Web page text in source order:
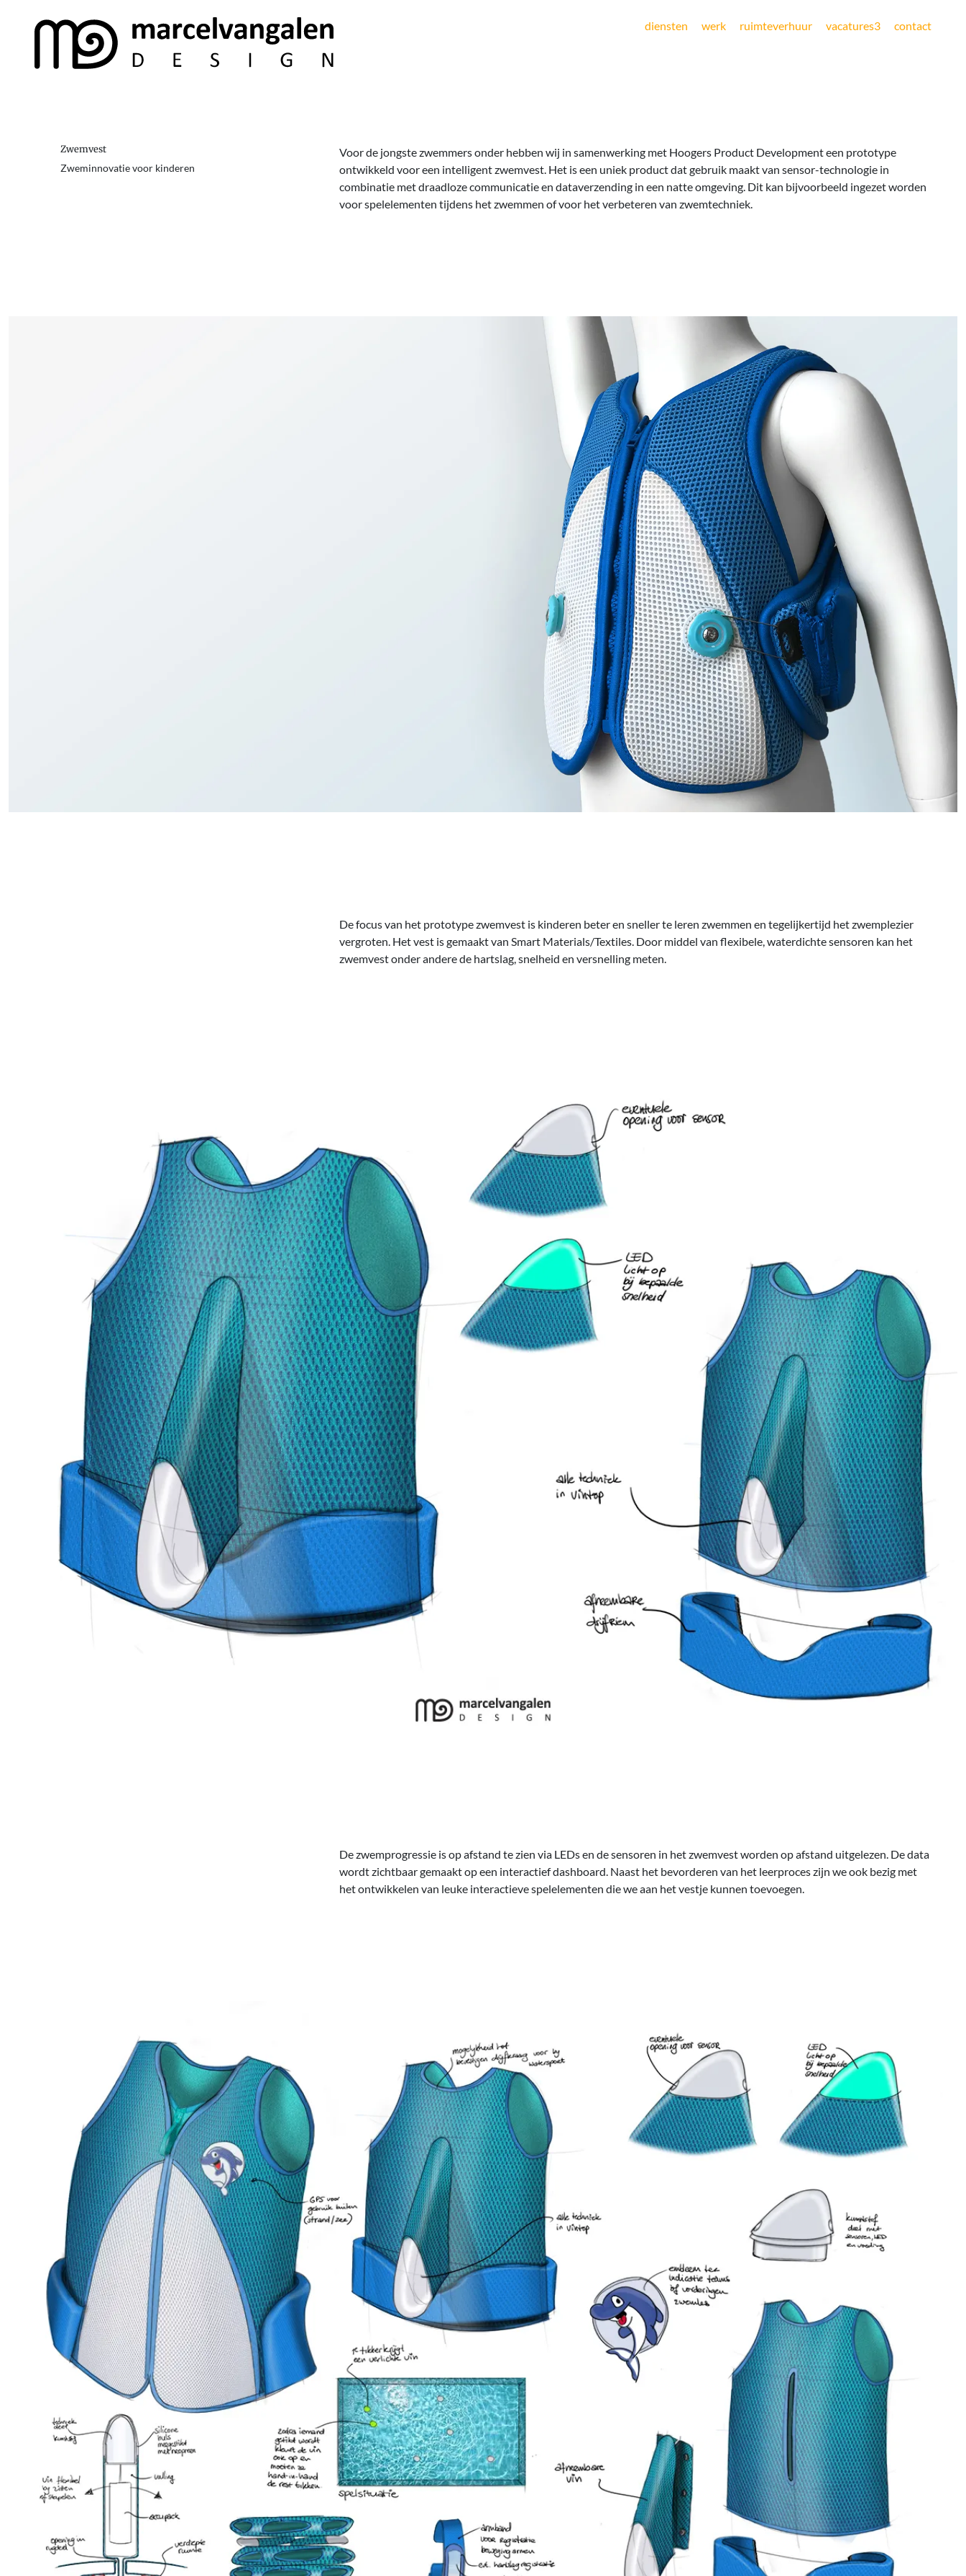
diensten werk ruimteverhuur vacatures3 contact
Zwemvest
Zweminnovatie voor kinderen
Voor de jongste zwemmers onder hebben wij in samenwerking met Hoogers Product Development een prototype
ontwikkeld voor een intelligent zwemvest. Het is een uniek product dat gebruik maakt van sensor-technologie in
combinatie met draadloze communicatie en dataverzending in een natte omgeving. Dit kan bijvoorbeeld ingezet worden
voor spelelementen tijdens het zwemmen of voor het verbeteren van zwemtechniek.
De focus van het prototype zwemvest is kinderen beter en sneller te leren zwemmen en tegelijkertijd het zwemplezier
vergroten. Het vest is gemaakt van Smart Materials/Textiles. Door middel van flexibele, waterdichte sensoren kan het
zwemvest onder andere de hartslag, snelheid en versnelling meten.
De zwemprogressie is op afstand te zien via LEDs en de sensoren in het zwemvest worden op afstand uitgelezen. De data
wordt zichtbaar gemaakt op een interactief dashboard. Naast het bevorderen van het leerproces zijn we ook bezig met
het ontwikkelen van leuke interactieve spelelementen die we aan het vestje kunnen toevoegen.